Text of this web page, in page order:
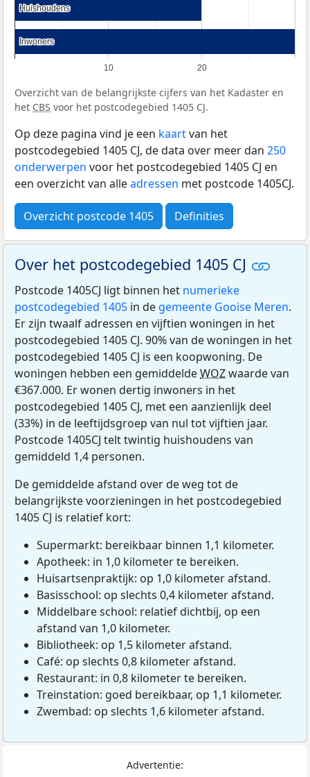
10 20
Huishoudens
Huishoudens
Inwoners
Inwoners
Overzicht van de belangrijkste cijfers van het Kadaster en
het CBS voor het postcodegebied 1405 CJ.
Op deze pagina vind je een kaartvan het
postcodegebied 1405 CJ, de data over meer dan 250
onderwerpen voor het postcodegebied 1405 CJ en
een overzicht van alleadressen met postcode 1405CJ.
Overzicht postcode 1405 Definities
Over het postcodegebied 1405 CJ
Postcode 1405CJ ligt binnen het numerieke
postcodegebied 1405 in de gemeente Gooise Meren.
Er zijn twaalf adressen en vijftien woningen in het
postcodegebied 1405 CJ. 90% van de woningen in het
postcodegebied 1405 CJ is een koopwoning. De
woningen hebben een gemiddeldeWOZwaarde van
€367.000. Er wonen dertig inwoners in het
postcodegebied 1405 CJ, met een aanzienlijk deel
(33%) in de leeftijdsgroep van nul tot vijftien jaar.
Postcode 1405CJ telt twintig huishoudens van
gemiddeld 1,4 personen.
De gemiddelde afstand over de weg tot de
belangrijkste voorzieningen in het postcodegebied
1405 CJ is relatief kort:
Supermarkt: bereikbaar binnen 1,1 kilometer.
Apotheek: in 1,0 kilometer te bereiken.
Huisartsenpraktijk: op 1,0 kilometer afstand.
Basisschool: op slechts 0,4 kilometer afstand.
Middelbare school: relatief dichtbij, op een
afstand van 1,0 kilometer.
Bibliotheek: op 1,5 kilometer afstand.
Café: op slechts 0,8 kilometer afstand.
Restaurant: in 0,8 kilometer te bereiken.
Treinstation: goed bereikbaar, op 1,1 kilometer.
Zwembad: op slechts 1,6 kilometer afstand.
Advertentie: